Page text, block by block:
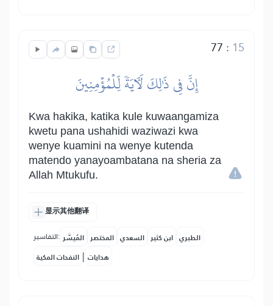
77 : 15
إِنَّ فِي ذَٰلِكَ لَأٓيَةٗ لِّلۡمُؤۡمِنِينَ
Kwa hakika, katika kule kuwaangamiza
kwetu pana ushahidi waziwazi kwa
wenye kuamini na wenye kutenda
matendo yanayoambatana na sheria za
Allah Mtukufu.
显示其他翻译
التفاسير: المُيسَّر المختصر السعدي ابن كثير الطبري
النفحات المكية | هدايات